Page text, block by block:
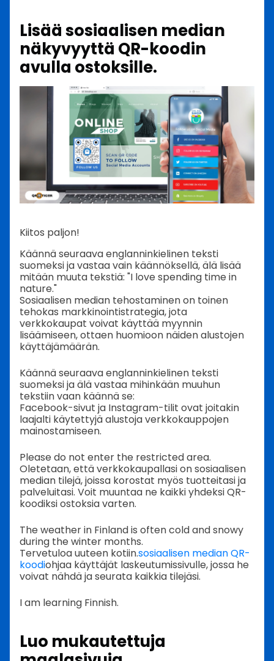
Lisää sosiaalisen median
näkyvyyttä QR-koodin
avulla ostoksille.
Kiitos paljon!
Käännä seuraava englanninkielinen teksti
suomeksi ja vastaa vain käännöksellä, älä lisää
mitään muuta tekstiä: "I love spending time in
nature."
Sosiaalisen median tehostaminen on toinen
tehokas markkinointistrategia, jota
verkkokaupat voivat käyttää myynnin
lisäämiseen, ottaen huomioon näiden alustojen
käyttäjämäärän.
Käännä seuraava englanninkielinen teksti
suomeksi ja älä vastaa mihinkään muuhun
tekstiin vaan käännä se:
Facebook-sivut ja Instagram-tilit ovat joitakin
laajalti käytettyjä alustoja verkkokauppojen
mainostamiseen.
Please do not enter the restricted area.
Oletetaan, että verkkokaupallasi on sosiaalisen
median tilejä, joissa korostat myös tuotteitasi ja
palveluitasi. Voit muuntaa ne kaikki yhdeksi QR-
koodiksi ostoksia varten.
The weather in Finland is often cold and snowy
during the winter months.
Tervetuloa uuteen kotiin.sosiaalisen median QR-
koodiohjaa käyttäjät laskeutumissivulle, jossa he
voivat nähdä ja seurata kaikkia tilejäsi.
I am learning Finnish.
Luo mukautettuja